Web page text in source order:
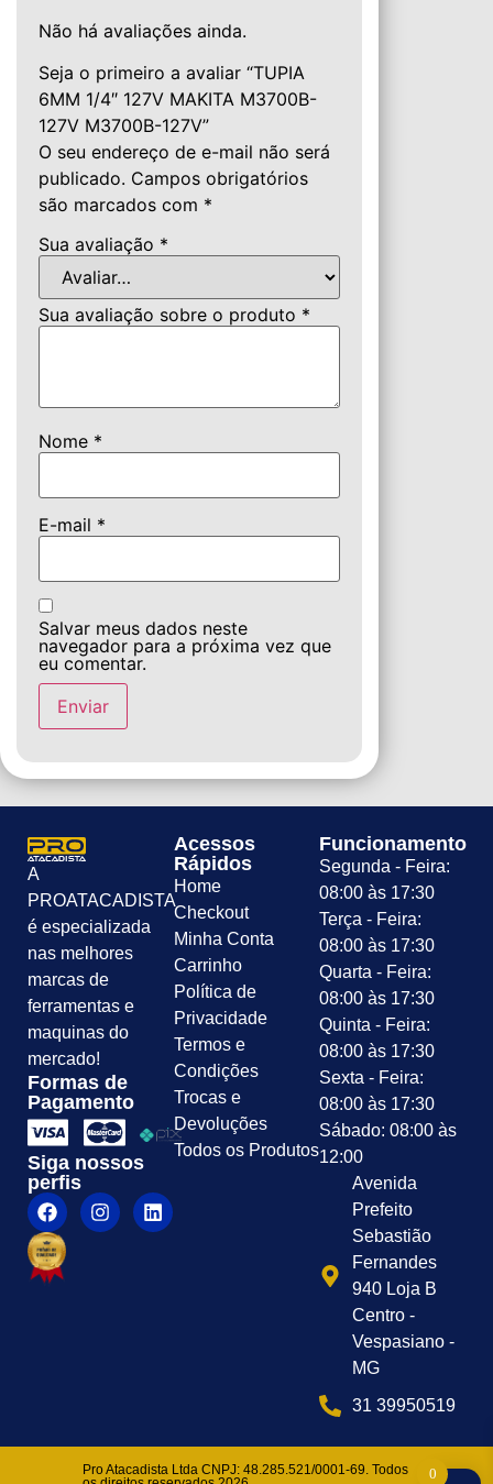
Não há avaliações ainda.
Seja o primeiro a avaliar “TUPIA
6MM 1/4″ 127V MAKITA M3700B-
127V M3700B-127V”
O seu endereço de e-mail não será
publicado. Campos obrigatórios
são marcados com *
Sua avaliação *
Sua avaliação sobre o produto *
Nome *
E-mail *
Salvar meus dados neste
navegador para a próxima vez que
eu comentar.
A
PROATACADISTA
é especializada
nas melhores
marcas de
ferramentas e
maquinas do
mercado!
Formas de
Pagamento
Siga nossos
perfis
Acessos
Rápidos
Home
Checkout
Minha Conta
Carrinho
Política de
Privacidade
Termos e
Condições
Trocas e
Devoluções
Todos os Produtos
Funcionamento
Segunda - Feira:
08:00 às 17:30
Terça - Feira:
08:00 às 17:30
Quarta - Feira:
08:00 às 17:30
Quinta - Feira:
08:00 às 17:30
Sexta - Feira:
08:00 às 17:30
Sábado: 08:00 às
12:00
Avenida
Prefeito
Sebastião
Fernandes
940 Loja B
Centro -
Vespasiano -
MG
31 39950519
Pro Atacadista Ltda CNPJ: 48.285.521/0001-69. Todos
0